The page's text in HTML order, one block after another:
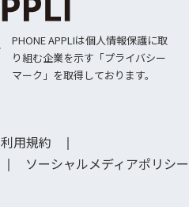
PHONE APPLIは個人情報保護に取
り組む企業を示す「プライバシー
マーク」を取得しております。
利用規約
ソーシャルメディアポリシー